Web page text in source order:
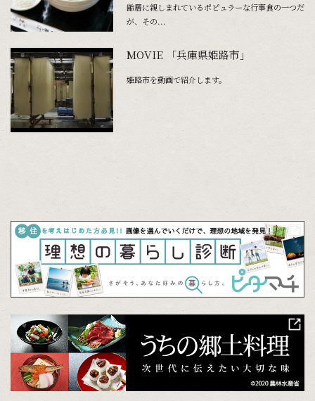
齢層に親しまれているポピュラーな行事食の一つだ
が、その...
MOVIE 「兵庫県姫路市」
姫路市を動画で紹介します。